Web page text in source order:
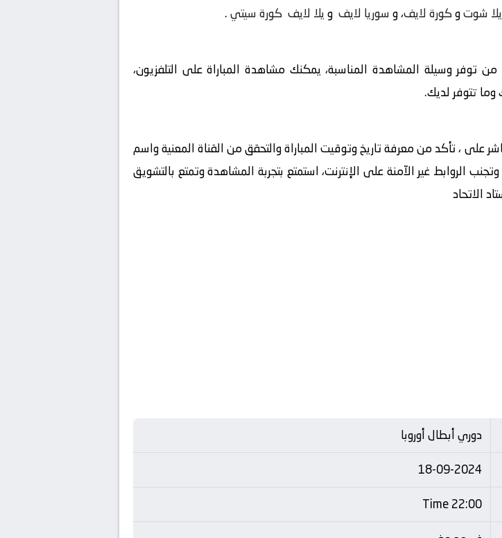
يلا شوتوكورة لايف، وسوريا لايف ويلا لايف كورة سيتي.
من توفر وسيلة المشاهدة المناسبة، يمكنك مشاهدة المباراة على التلفزيون،
وما تتوفر لديك.
على ، تأكد من معرفة تاريخ وتوقيت المباراة والتحقق من القناة المعنية واسم
الروابط غير الآمنة على الإنترنت، استمتع بتجربة المشاهدة وتمتع بالتشويق
الاتحاد
دوري أبطال أوروبا
18-09-2024
22:00 Time